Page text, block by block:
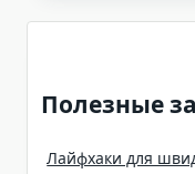
Полезные
Лайфхаки для